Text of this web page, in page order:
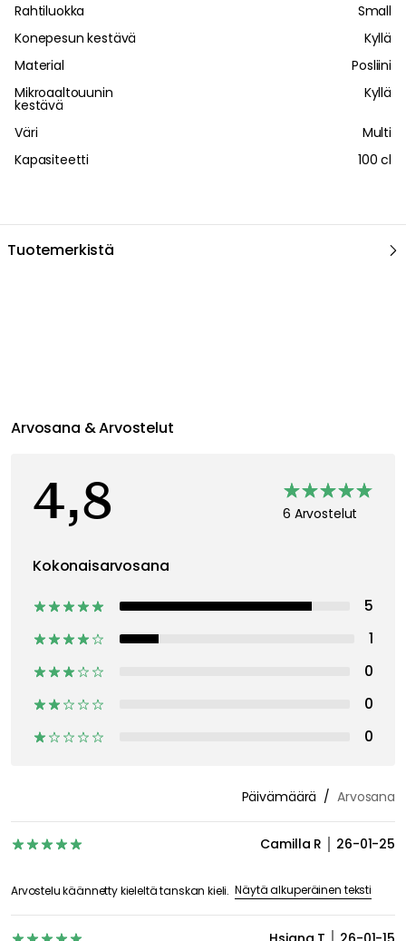
Rahtiluokka
Small
Konepesun kestävä
Kyllä
Material
Posliini
Mikroaaltouunin
kestävä
Kyllä
Väri
Multi
Kapasiteetti
100 cl
Tuotemerkistä